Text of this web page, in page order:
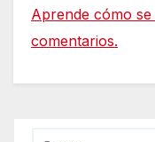
Aprende cómo
comentarios.